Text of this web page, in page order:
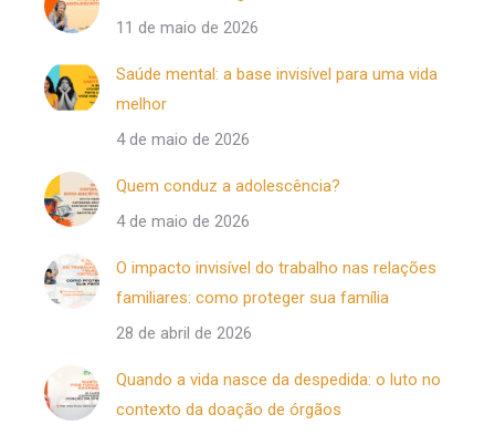
11 de maio de 2026
Saúde mental: a base invisível para uma vida
melhor
4 de maio de 2026
Quem conduz a adolescência?
4 de maio de 2026
O impacto invisível do trabalho nas relações
familiares: como proteger sua família
28 de abril de 2026
Quando a vida nasce da despedida: o luto no
contexto da doação de órgãos